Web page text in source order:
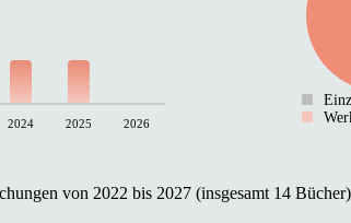
2024 2025 2026
von 2022 bis 2027 (insgesamt 14